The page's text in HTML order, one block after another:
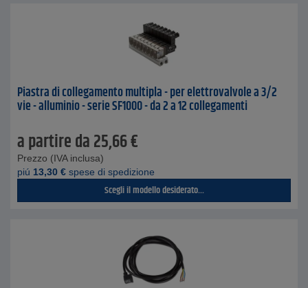
Piastra di collegamento multipla - per elettrovalvole a 3/2
vie - alluminio - serie SF1000 - da 2 a 12 collegamenti
a partire da25,66€
Prezzo (IVA inclusa)
piú 13,30 € spese di spedizione
Scegli il modello desiderato...